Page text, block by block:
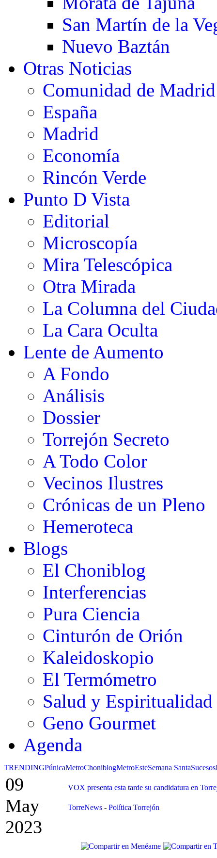
San Martín de la
Nuevo Baztán
Otras Noticias
Comunidad de Madrid
España
Madrid
Economía
Rincón Verde
Punto D Vista
Editorial
Microscopía
Mira Telescópica
Otra Mirada
La Columna del
La Cara Oculta
Lente de Aumento
A Fondo
Análisis
Dossier
Torrejón Secreto
A Todo Color
Vecinos Ilustres
Crónicas de un Pleno
Hemeroteca
Blogs
El Choniblog
Interferencias
Pura Ciencia
Cinturón de Orión
Kaleidoskopio
El Termómetro
Salud y Espiritualidad
Geno Gourmet
Agenda
TRENDINGPúnicaMetroChoniblogMetroEsteSemana SantaSucesos
09
May
2023
VOX presenta esta tarde su candidatura en
TorreNews - Política Torrejón